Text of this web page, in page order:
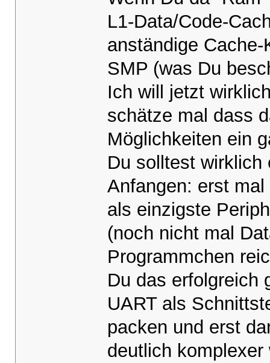
L1-Data/Code-
anständige
SMP (was Du
Ich will jetzt
schätze mal dass
Möglichkeiten ein
Du solltest
Anfangen: erst
als einzigste
(noch nicht mal
Programmchen
Du das erfolgreich
UART als
packen und erst
deutlich